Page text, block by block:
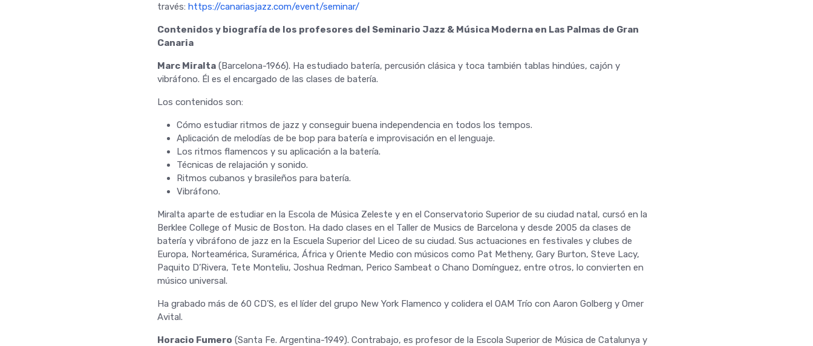
través: https://canariasjazz.com/event/seminar/
Contenidos y biografía de los profesores del Seminario Jazz & Música Moderna en Las Palmas de Gran
Canaria
Marc Miralta(Barcelona-1966). Ha estudiado batería, percusión clásica y toca también tablas hindúes, cajón y
vibráfono. Él es el encargado de las clases de batería.
Los contenidos son:
Cómo estudiar ritmos de jazz y conseguir buena independencia en todos los tempos.
Aplicación de melodías de be bop para batería e improvisación en el lenguaje.
Los ritmos flamencos y su aplicación a la batería.
Técnicas de relajación y sonido.
Ritmos cubanos y brasileños para batería.
Vibráfono.
Miralta aparte de estudiar en la Escola de Música Zeleste y en el Conservatorio Superior de su ciudad natal, cursó en la
Berklee College of Music de Boston. Ha dado clases en el Taller de Musics de Barcelona y desde 2005 da clases de
batería y vibráfono de jazz en la Escuela Superior del Liceo de su ciudad. Sus actuaciones en festivales y clubes de
Europa, Norteamérica, Suramérica, África y Oriente Medio con músicos como Pat Metheny, Gary Burton, Steve Lacy,
Paquito D’Rivera, Tete Monteliu, Joshua Redman, Perico Sambeat o Chano Domínguez, entre otros, lo convierten en
músico universal.
Ha grabado más de 60 CD’S, es el líder del grupo New York Flamenco y colidera el OAM Trío con Aaron Golberg y Omer
Avital.
Horacio Fumero (Santa Fe. Argentina-1949). Contrabajo, es profesor de la Escola Superior de Música de Catalunya y